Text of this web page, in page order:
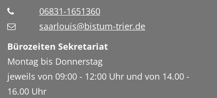
06831-1651360
saarlouis@bistum-trier.de
Bürozeiten Sekretariat
Montag bis Donnerstag
jeweils von 09:00 - 12:00 Uhr und von 14.00 -
16.00 Uhr